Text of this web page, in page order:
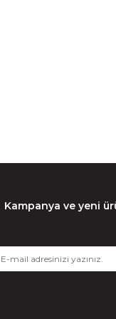
Kampanya ve yeni